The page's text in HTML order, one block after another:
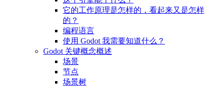
它的工作原理是怎样的，看起来又是怎样
的？
编程语言
使用 Godot 我需要知道什么？
Godot 关键概念概述
场景
节点
场景树